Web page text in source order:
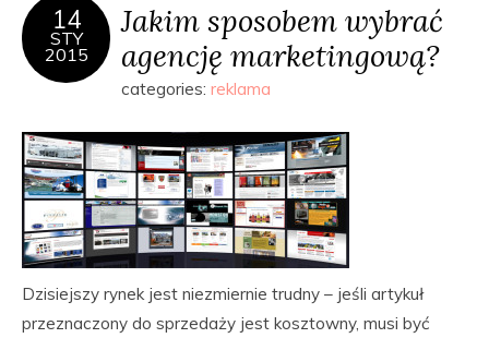
14
STY
2015
Jakim sposobem wybrać
agencję marketingową?
categories: reklama
Dzisiejszy rynek jest niezmiernie trudny – jeśli artykuł
przeznaczony do sprzedaży jest kosztowny, musi być